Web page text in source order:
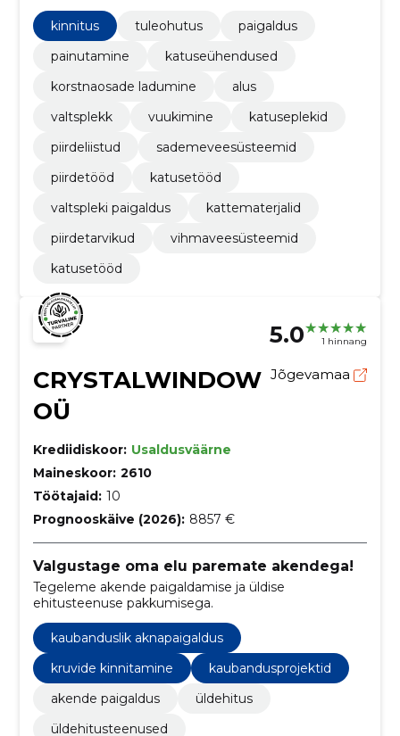
kinnitus
tuleohutus
paigaldus
painutamine
katuseühendused
korstnaosade ladumine
alus
valtsplekk
vuukimine
katuseplekid
piirdeliistud
sademeveesüsteemid
piirdetööd
katusetööd
valtspleki paigaldus
kattematerjalid
piirdetarvikud
vihmaveesüsteemid
katusetööd
5.0 1 hinnang
CRYSTALWINDOW
OÜ
Jõgevamaa
Krediidiskoor: Usaldusväärne
Maineskoor: 2610
Töötajaid: 10
Prognooskäive (2026): 8857 €
Valgustage oma elu paremate akendega!
Tegeleme akende paigaldamise ja üldise
ehitusteenuse pakkumisega.
kaubanduslik aknapaigaldus
kruvide kinnitamine
kaubandusprojektid
akende paigaldus
üldehitus
üldehitusteenused